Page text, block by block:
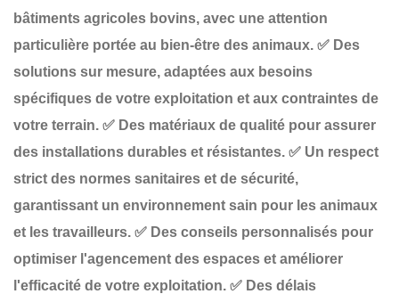
bâtiments agricoles bovins, avec une attention
particulière portée au bien-être des animaux. ✅ Des
solutions sur mesure, adaptées aux besoins
spécifiques de votre exploitation et aux contraintes de
votre terrain. ✅ Des matériaux de qualité pour assurer
des installations durables et résistantes. ✅ Un respect
strict des normes sanitaires et de sécurité,
garantissant un environnement sain pour les animaux
et les travailleurs. ✅ Des conseils personnalisés pour
optimiser l'agencement des espaces et améliorer
l'efficacité de votre exploitation. ✅ Des délais